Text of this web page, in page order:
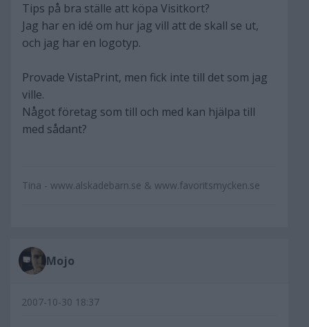
Tips på bra ställe att köpa Visitkort?
Jag har en idé om hur jag vill att de skall se ut,
och jag har en logotyp.
Provade VistaPrint, men fick inte till det som jag
ville.
Något företag som till och med kan hjälpa till
med sådant?
Tina - www.alskadebarn.se & www.favoritsmycken.se
Mojo
2007-10-30 18:37